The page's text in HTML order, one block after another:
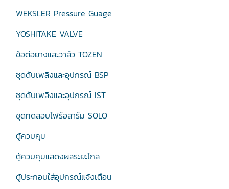
WEKSLER Pressure Guage
YOSHITAKE VALVE
ข้อต่อยางและวาล์ว TOZEN
ชุดดับเพลิงและอุปกรณ์ BSP
ชุดดับเพลิงและอุปกรณ์ IST
ชุดทดสอบไฟร์อลาร์ม SOLO
ตู้ควบคุม
ตู้ควบคุมแสดงผลระยะไกล
ตู้ประกอบใส่อุปกรณ์แจ้งเตือน